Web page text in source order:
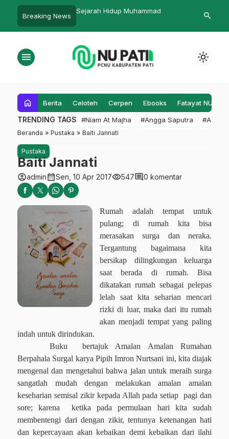
Breaking News
Sejarah Hidup Muhammad
Peringati Maulid Nabi, PR
search
menu light_mode
home Berita Celoteh Cerpen Ebooks Fatayat NU
TRENDING TAGS #Niam At Majha #Angga Saputra #Admin
Beranda » Pustaka » Baiti Jannati
Pustaka
Baiti Jannati
account_circleadmincalendar_monthSen, 10 Apr 2017visibility547comment0 komentar
Rumah adalah tempat untuk
pulang; di rumah kita bisa
merasakan surga dan neraka.
Tergantung bagaimana kita
bersikap dilingkungan keluarga
saat berada di rumah. Bisa
dikatakan rumah sebagai pelepas
lelah saat kita seharian mencari
rizki di luar, maka dari itu rumah
akan menjadi tempat yang paling
indah untuk dirindukan.
Buku
bertajuk Amalan Amalan Rumahan
Berpahala Surgal karya Pipih Imron Nurtsani ini, kita diajak
mengenal dan mengetahui bahwa jalan untuk meraih surga
sangatlah mudah dengan melakukan amalan amalan
keseharian semisal zikir kepada Allah pada setiap pagi dan
sore; karena
ketika pada permulaan hari kita sudah
membentengi dari dengan zikir, tentunya ketenangan hati
dan kepercayaan akan kebaikan demi kebaikan dari ilahi